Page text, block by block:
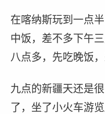
在喀纳斯玩到一点
中饭，差不多下午
八点多，先吃晚饭
九点的新疆天还是
了，坐了小火车游